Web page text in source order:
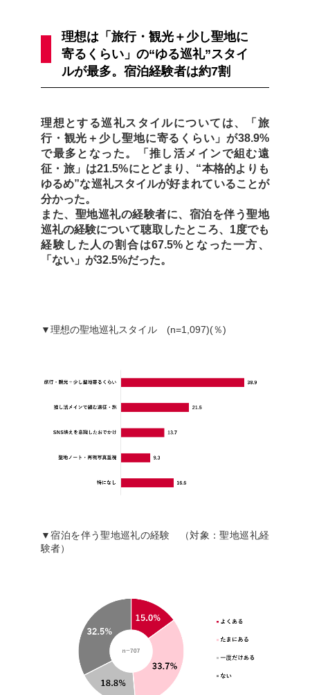
理想は「旅行・観光＋少し聖地に
寄るくらい」の“ゆる巡礼”スタイ
ルが最多。宿泊経験者は約7割
理想とする巡礼スタイルについては、「旅
行・観光＋少し聖地に寄るくらい」が38.9%
で最多となった。「推し活メインで組む遠
征・旅」は21.5%にとどまり、“本格的よりも
ゆるめ”な巡礼スタイルが好まれていることが
分かった。
また、聖地巡礼の経験者に、宿泊を伴う聖地
巡礼の経験について聴取したところ、1度でも
経験した人の割合は67.5%となった一方、
「ない」が32.5%だった。
▼理想の聖地巡礼スタイル (n=1,097)(％)
▼宿泊を伴う聖地巡礼の経験 （対象：聖地巡礼経
験者）